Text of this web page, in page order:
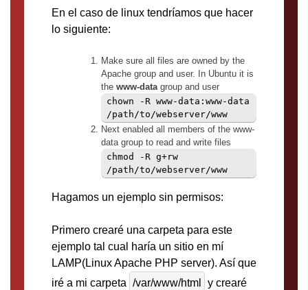
En el caso de linux tendríamos que hacer
lo siguiente:
Make sure all files are owned by the
Apache group and user. In Ubuntu it is
the www-data group and user
chown -R www-data:www-data
/path/to/webserver/www
Next enabled all members of the www-
data group to read and write files
chmod -R g+rw
/path/to/webserver/www
Hagamos un ejemplo sin permisos:
Primero crearé una carpeta para este
ejemplo tal cual haría un sitio en mí
LAMP(Linux Apache PHP server). Así que
iré a mi carpeta /var/www/html y crearé